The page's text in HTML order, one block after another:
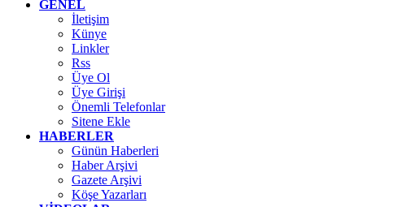
GENEL
İletişim
Künye
Linkler
Rss
Üye Ol
Üye Girişi
Önemli Telefonlar
Sitene Ekle
HABERLER
Günün Haberleri
Haber Arşivi
Gazete Arşivi
Köşe Yazarları